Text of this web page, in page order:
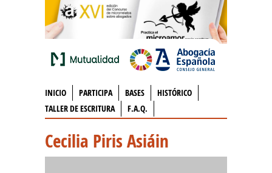
INICIO PARTICIPA BASES
HISTÓRICO
TALLER DE ESCRITURA
F.A.Q.
Cecilia Piris Asiáin